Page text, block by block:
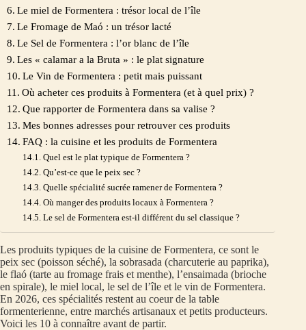
Le miel de Formentera : trésor local de l’île
Le Fromage de Maó : un trésor lacté
Le Sel de Formentera : l’or blanc de l’île
Les « calamar a la Bruta » : le plat signature
Le Vin de Formentera : petit mais puissant
Où acheter ces produits à Formentera (et à quel prix) ?
Que rapporter de Formentera dans sa valise ?
Mes bonnes adresses pour retrouver ces produits
FAQ : la cuisine et les produits de Formentera
Quel est le plat typique de Formentera ?
Qu’est-ce que le peix sec ?
Quelle spécialité sucrée ramener de Formentera ?
Où manger des produits locaux à Formentera ?
Le sel de Formentera est-il différent du sel classique ?
Les produits typiques de la cuisine de Formentera, ce sont le
peix sec (poisson séché), la sobrasada (charcuterie au paprika),
le flaó (tarte au fromage frais et menthe), l’ensaimada (brioche
en spirale), le miel local, le sel de l’île et le vin de Formentera.
En 2026, ces spécialités restent au coeur de la table
formenterienne, entre marchés artisanaux et petits producteurs.
Voici les 10 à connaître avant de partir.